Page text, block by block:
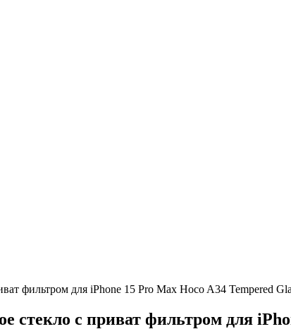
фильтром для iPhone 15 Pro Max Hoco A34 Tempered
с приват фильтром для